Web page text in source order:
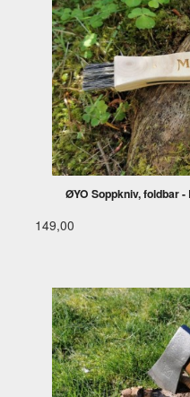
ØYO Soppkniv, foldbar
149,00